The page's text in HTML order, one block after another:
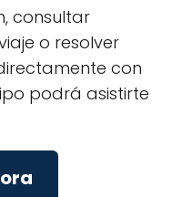
consultar
o resolver
con
podrá asistirte